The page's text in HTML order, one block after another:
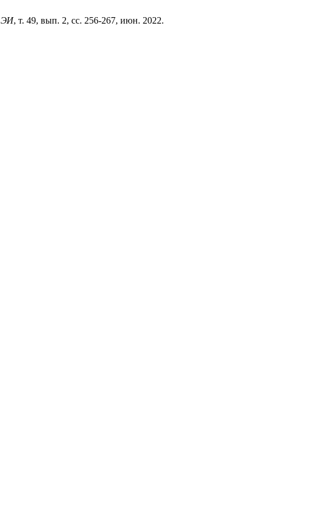
ЭИ, т. 49, вып. 2, сс. 256-267, июн. 2022.